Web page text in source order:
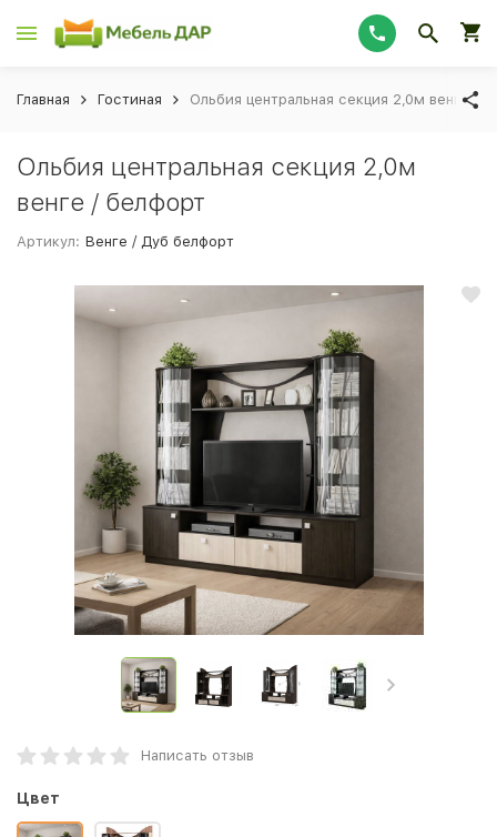
Главная Гостиная Ольбия центральная секция 2,0м венге /
Ольбия центральная секция 2,0м
венге / белфорт
Артикул: Венге / Дуб белфорт
Написать отзыв
Цвет